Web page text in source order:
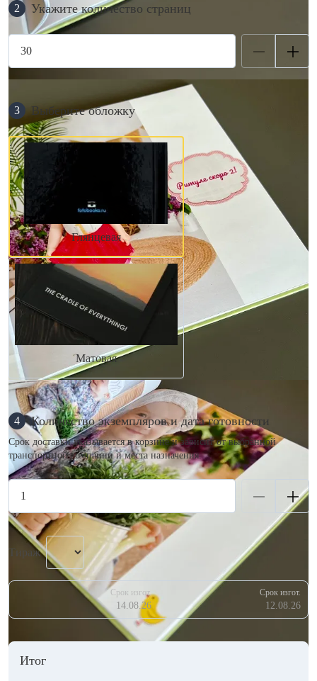
2 Укажите количество страниц
3 Выберите обложку
Глянцевая
Матовая
4 Количество экземпляров и дата готовности
Срок доставки указывается в корзине и зависит от выбранной
транспортной компании и места назначения.
Тираж
Срок изгот.
14.08.26
Срок изгот.
12.08.26
Итог